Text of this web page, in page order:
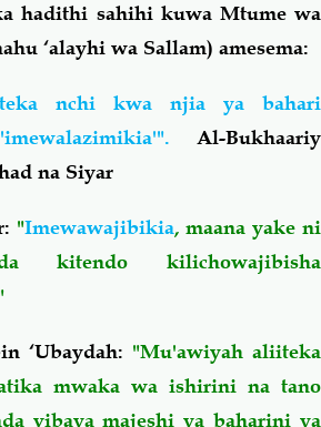
hadithi sahihi kuwa Mtume wa
‘alayhi wa Sallam) amesema:
nchi kwa njia ya bahari
'imewalazimikia'". Al-Bukhaariy
na Siyar
"Imewawajibikia, maana yake ni
kitendo kilichowajibisha
‘Ubaydah: "Mu'awiyah aliiteka
mwaka wa ishirini na tano
vibaya majeshi ya baharini ya